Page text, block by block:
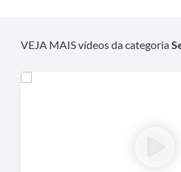
Legislação
Telefones Úteis
VEJA MAIS vídeos da categoria